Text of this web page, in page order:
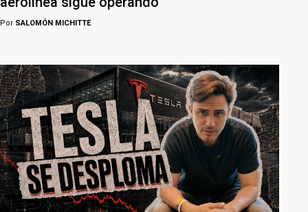
Por SALOMÓN MICHITTE